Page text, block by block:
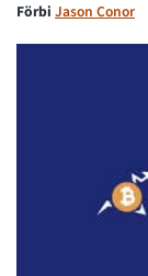
Förbi Jason Conor